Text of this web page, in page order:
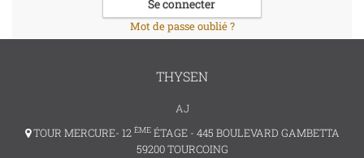
Mot de passe oublié ?
THYSEN
AJ
TOUR MERCURE- 12 ÈMEÉTAGE - 445 BOULEVARD GAMBETTA
59200 TOURCOING